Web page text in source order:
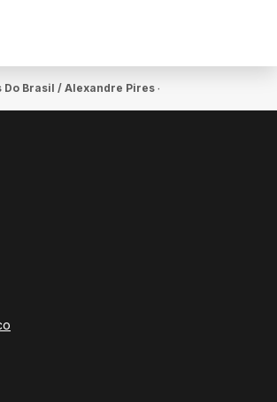
Do Brasil / Alexandre Pires + Pericles +